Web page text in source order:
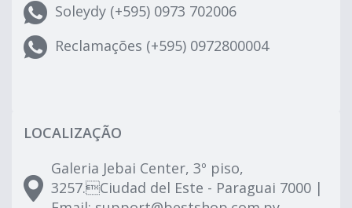
Soleydy (+595) 0973 702006
Reclamações (+595) 0972800004
LOCALIZAÇÃO
Galeria Jebai Center, 3º piso,
3257.Ciudad del Este - Paraguai 7000 |